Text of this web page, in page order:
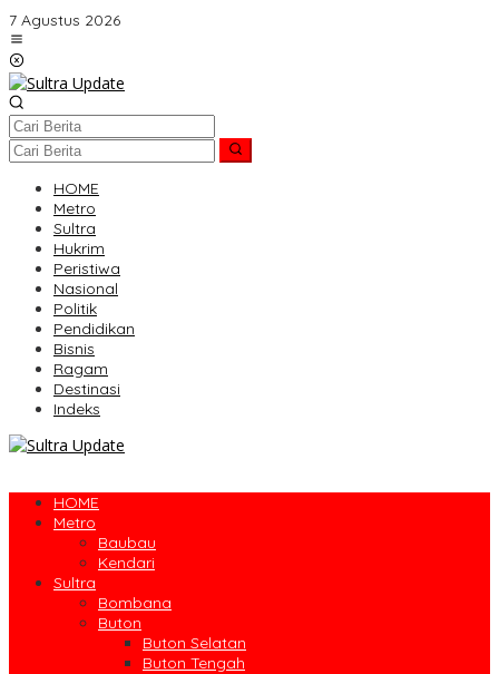
Lewati
ke
konten
7 Agustus 2026
HOME
Metro
Sultra
Hukrim
Peristiwa
Nasional
Politik
Pendidikan
Bisnis
Ragam
Destinasi
Indeks
HOME
Metro
Baubau
Kendari
Sultra
Bombana
Buton
Buton Selatan
Buton Tengah